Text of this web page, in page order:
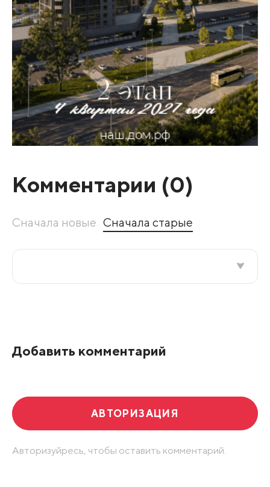
Комментарии (0)
Сначала новые Сначала старые
Добавить комментарий
АВТОРИЗАЦИЯ
Авторизуйресь, чтобы оставить комментарий.